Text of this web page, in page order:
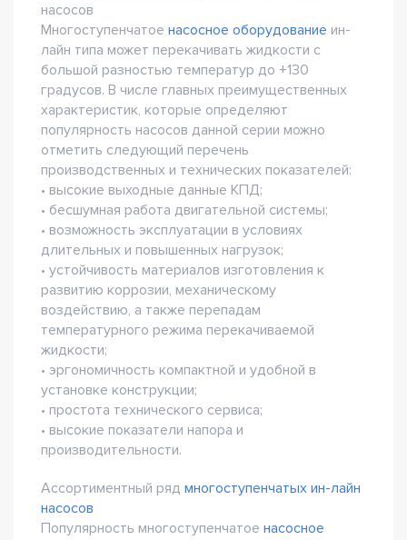
насосов
Многоступенчатое насосное оборудование ин-
лайн типа может перекачивать жидкости с
большой разностью температур до +130
градусов. В числе главных преимущественных
характеристик, которые определяют
популярность насосов данной серии можно
отметить следующий перечень
производственных и технических показателей:
• высокие выходные данные КПД;
• бесшумная работа двигательной системы;
• возможность эксплуатации в условиях
длительных и повышенных нагрузок;
• устойчивость материалов изготовления к
развитию коррозии, механическому
воздействию, а также перепадам
температурного режима перекачиваемой
жидкости;
• эргономичность компактной и удобной в
установке конструкции;
• простота технического сервиса;
• высокие показатели напора и
производительности.
Ассортиментный ряд многоступенчатых ин-лайн
насосов
Популярность многоступенчатое насосное